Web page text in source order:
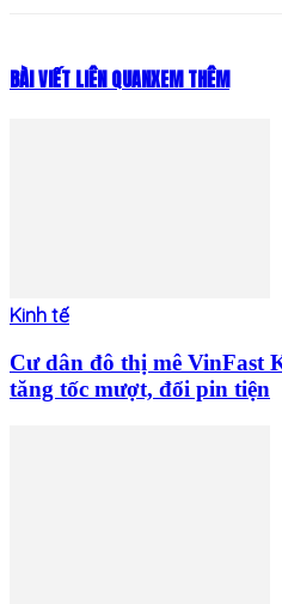
BÀI VIẾT LIÊN QUANXEM THÊM
Kinh tế
Cư dân đô thị mê VinFast
tăng tốc mượt, đổi pin tiện